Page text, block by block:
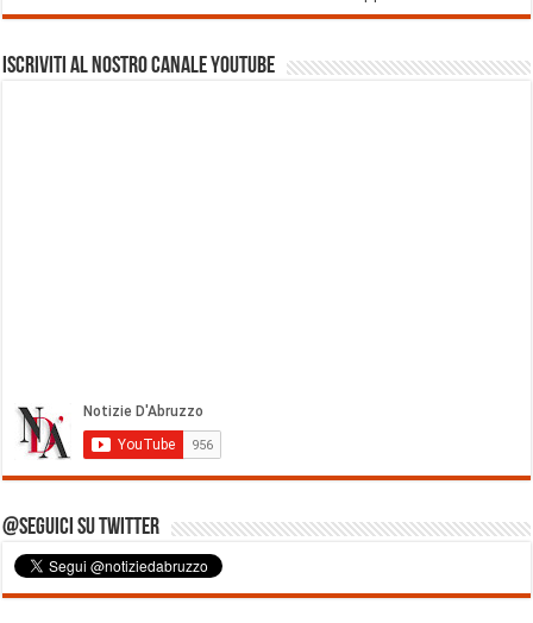
Iscriviti al nostro Canale Youtube
@Seguici su Twitter